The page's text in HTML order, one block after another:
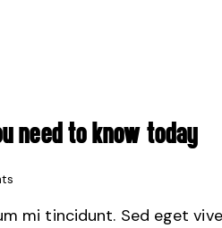
NEED TO KNOW TODAY
mi tincidunt. Sed eget